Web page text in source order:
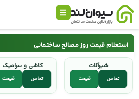
استعلام قیمت روز مصالح ساختمانی
سیمان
کاشی و سرامیک
کاشی و سرامیک
قیمت تماس
شیرآلات
قیمت تماس